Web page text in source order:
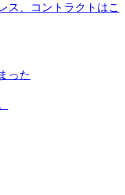
ス、コントラクトはこ
った